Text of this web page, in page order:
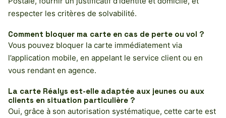
respecter les critères de solvabilité.
Comment bloquer ma carte en cas de perte ou vol ?
Vous pouvez bloquer la carte immédiatement via
l’application mobile, en appelant le service client ou en
vous rendant en agence.
La carte Réalys est-elle adaptée aux jeunes ou aux
clients en situation particulière ?
Oui, grâce à son autorisation systématique, cette carte est